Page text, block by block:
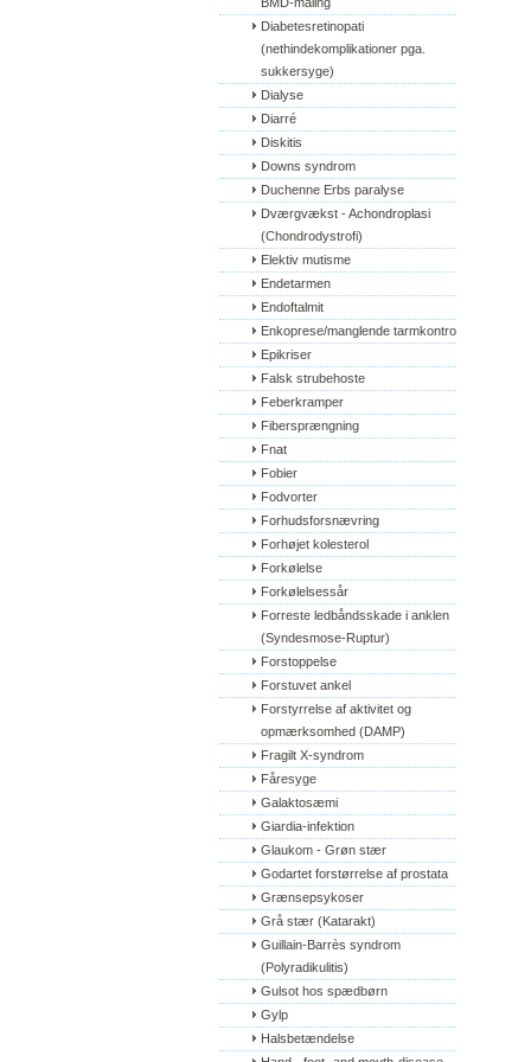
Diabetesretinopati
(nethindekomplikationer pga.
sukkersyge)
Dialyse
Diarré
Diskitis
Downs syndrom
Duchenne Erbs paralyse
Dværgvækst - Achondroplasi
(Chondrodystrofi)
Elektiv mutisme
Endetarmen
Endoftalmit
Enkoprese/manglende tarmkontrol
Epikriser
Falsk strubehoste
Feberkramper
Fibersprængning
Fnat
Fobier
Fodvorter
Forhudsforsnævring
Forhøjet kolesterol
Forkølelse
Forkølelsessår
Forreste ledbåndsskade i anklen
(Syndesmose-Ruptur)
Forstoppelse
Forstuvet ankel
Forstyrrelse af aktivitet og
opmærksomhed (DAMP)
Fragilt X-syndrom
Fåresyge
Galaktosæmi
Giardia-infektion
Glaukom - Grøn stær
Godartet forstørrelse af prostata
Grænsepsykoser
Grå stær (Katarakt)
Guillain-Barrès syndrom
(Polyradikulitis)
Gulsot hos spædbørn
Gylp
Halsbetændelse